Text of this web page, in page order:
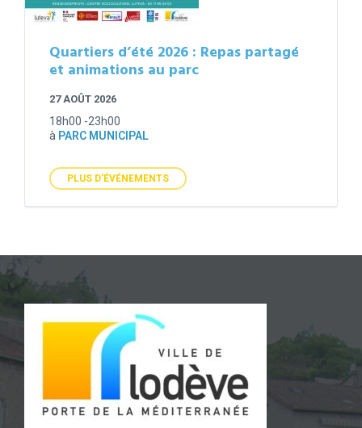
Quartiers d’été 2026 : Repas partagé
et animations au parc
27 AOÛT 2026
18h00 -23h00
à PARC MUNICIPAL
PLUS D'ÉVÉNEMENTS